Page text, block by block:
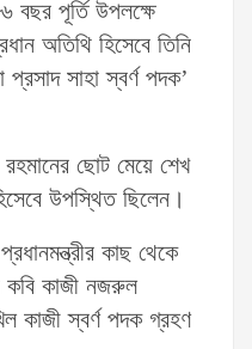
বছর পূর্তি উপলক্ষে
অতিথি হিসেবে তিনি
প্রসাদ সাহা স্বর্ণ পদক’
ছোট মেয়ে শেখ
উপস্থিত ছিলেন।
কাছ থেকে
কবি কাজী নজরুল
কাজী স্বর্ণ পদক গ্রহণ